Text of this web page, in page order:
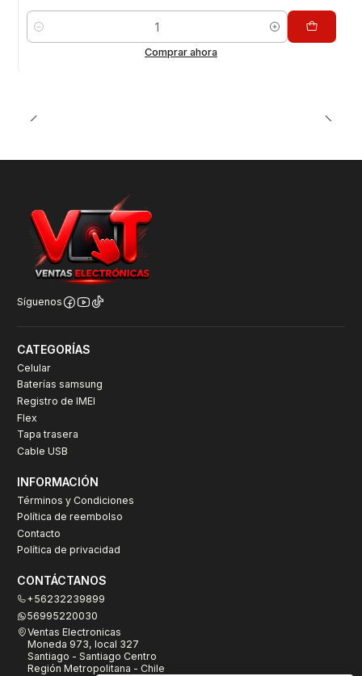
Cantidad
Comprar ahora
Síguenos
CATEGORÍAS
Celular
Baterías samsung
Registro de IMEI
Flex
Tapa trasera
Cable USB
INFORMACIÓN
Términos y Condiciones
Política de reembolso
Contacto
Política de privacidad
CONTÁCTANOS
+56232239899
56995220030
Ventas Electronicas
Moneda 973, local 327
Santiago - Santiago Centro
Región Metropolitana - Chile